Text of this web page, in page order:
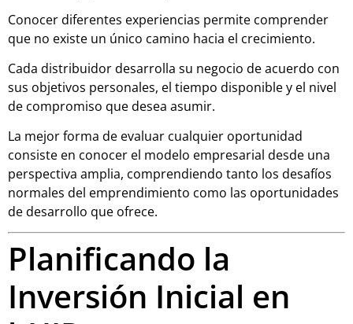
Conocer diferentes experiencias permite comprender
que no existe un único camino hacia el crecimiento.
Cada distribuidor desarrolla su negocio de acuerdo con
sus objetivos personales, el tiempo disponible y el nivel
de compromiso que desea asumir.
La mejor forma de evaluar cualquier oportunidad
consiste en conocer el modelo empresarial desde una
perspectiva amplia, comprendiendo tanto los desafíos
normales del emprendimiento como las oportunidades
de desarrollo que ofrece.
Planificando la
Inversión Inicial en